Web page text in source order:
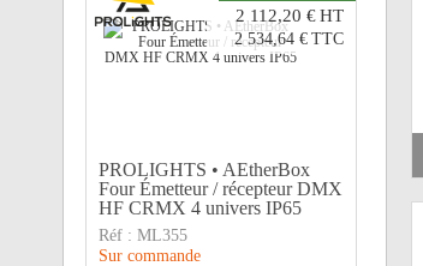
2 112,20 €HT
2 534,64 € TTC
PROLIGHTS • AEtherBox
Four Émetteur / récepteur DMX
HF CRMX 4 univers IP65
Réf : ML355
Sur commande